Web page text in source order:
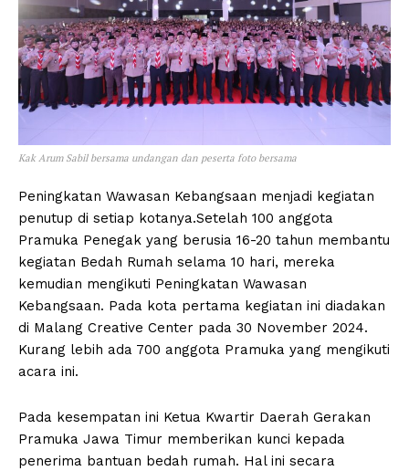
Kak Arum Sabil bersama undangan dan peserta foto bersama
Peningkatan Wawasan Kebangsaan menjadi kegiatan
penutup di setiap kotanya.Setelah 100 anggota
Pramuka Penegak yang berusia 16-20 tahun membantu
kegiatan Bedah Rumah selama 10 hari, mereka
kemudian mengikuti Peningkatan Wawasan
Kebangsaan. Pada kota pertama kegiatan ini diadakan
di Malang Creative Center pada 30 November 2024.
Kurang lebih ada 700 anggota Pramuka yang mengikuti
acara ini.
Pada kesempatan ini Ketua Kwartir Daerah Gerakan
Pramuka Jawa Timur memberikan kunci kepada
penerima bantuan bedah rumah. Hal ini secara